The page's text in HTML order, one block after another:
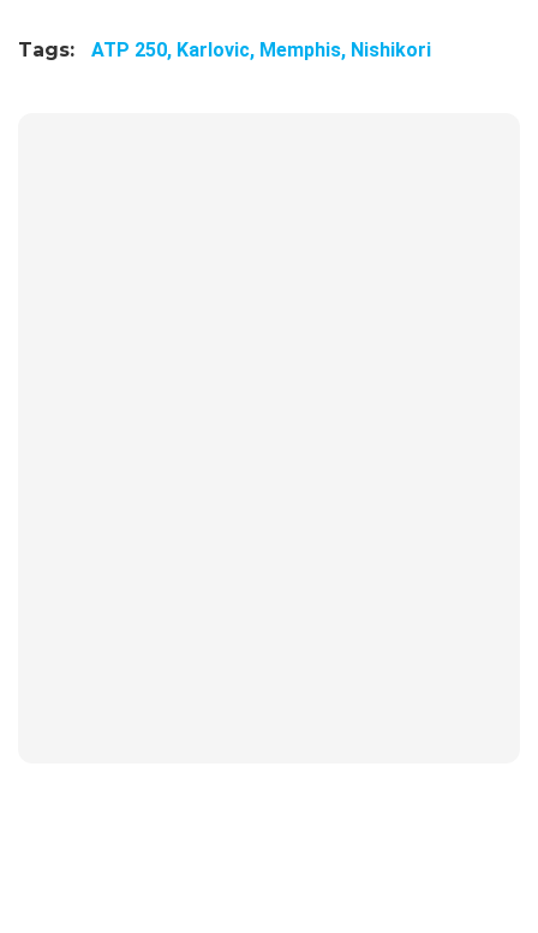
Tags: ATP 250, Karlovic, Memphis, Nishikori